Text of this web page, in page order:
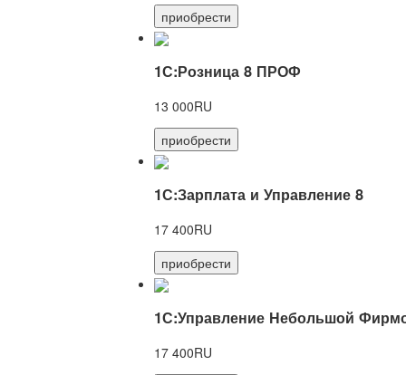
приобрести
1С:Розница 8 ПРОФ
13 000RU
приобрести
1С:Зарплата и Управление 8
17 400RU
приобрести
1С:Управление Небольшой
17 400RU